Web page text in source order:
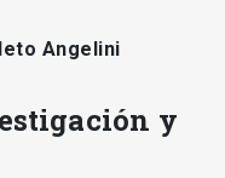
Angelini
y